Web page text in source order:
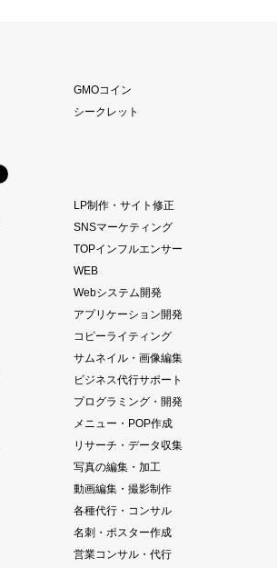
GMOコイン
シークレット
LP制作・サイト修正
SNSマーケティング
TOPインフルエンサー
WEB
Webシステム開発
アプリケーション開発
コピーライティング
サムネイル・画像編集
ビジネス代行サポート
プログラミング・開発
メニュー・POP作成
リサーチ・データ収集
写真の編集・加工
動画編集・撮影制作
各種代行・コンサル
名刺・ポスター作成
営業コンサル・代行